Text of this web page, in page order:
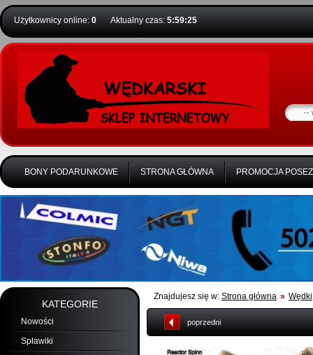
Użytkownicy online: 0 Aktualny czas: 5:59:26
BONY PODARUNKOWE STRONA GŁÓWNA PROMOCJA
KATEGORIE
Nowości
Spławiki
Znajdujesz się w: Strona główna » Wędki
poprzedni